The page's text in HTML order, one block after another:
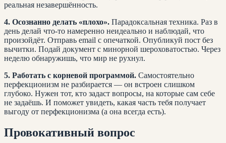
реальная незавершённость.
4. Осознанно делать «плохо». Парадоксальная техника. Раз в
день делай что-то намеренно неидеально и наблюдай, что
произойдёт. Отправь email с опечаткой. Опубликуй пост без
вычитки. Подай документ с минорной шероховатостью. Через
неделю обнаружишь, что мир не рухнул.
5. Работать с корневой программой. Самостоятельно
перфекционизм не разбирается — он встроен слишком
глубоко. Нужен тот, кто задаст вопросы, на которые сам себе
не задаёшь. И поможет увидеть, какая часть тебя получает
выгоду от перфекционизма (а она всегда есть).
Провокативный вопрос